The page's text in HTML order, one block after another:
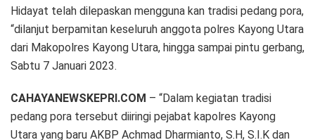
Hidayat telah dilepaskan mengguna kan tradisi pedang pora,
“dilanjut berpamitan keseluruh anggota polres Kayong Utara
dari Makopolres Kayong Utara, hingga sampai pintu gerbang,
Sabtu 7 Januari 2023.
CAHAYANEWSKEPRI.COM – “Dalam kegiatan tradisi
pedang pora tersebut diiringi pejabat kapolres Kayong
Utara yang baru AKBP Achmad Dharmianto, S.H, S.I.K dan